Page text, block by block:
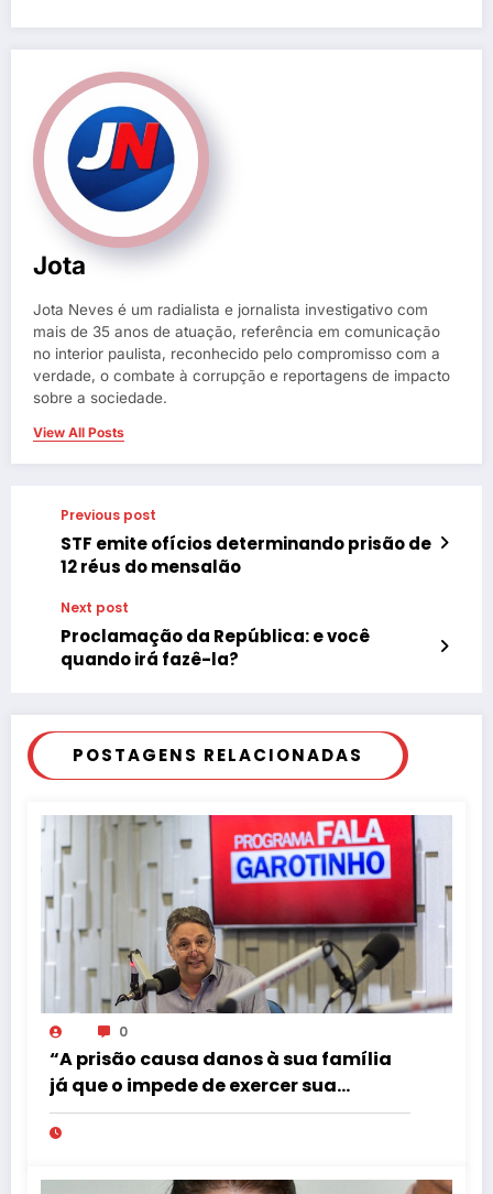
Jota
Jota Neves é um radialista e jornalista investigativo com
mais de 35 anos de atuação, referência em comunicação
no interior paulista, reconhecido pelo compromisso com a
verdade, o combate à corrupção e reportagens de impacto
sobre a sociedade.
View All Posts
Previous post
STF emite ofícios determinando prisão de
12 réus do mensalão
Next post
Proclamação da República: e você
quando irá fazê-la?
POSTAGENS RELACIONADAS
0
“A prisão causa danos à sua família
já que o impede de exercer sua
profissão de radialista”, frase de
Carlos Azeredo, advogado do ex-